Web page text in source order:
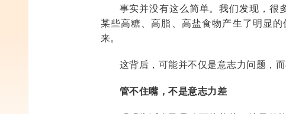
事实并没有这么简单。我们发现，很
某些高糖、高脂、高盐食物产生了明显
来。
这背后，可能并不仅是意志力问题，而
管不住嘴，不是意志力差